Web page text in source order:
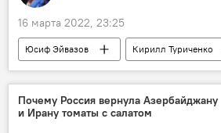
16 марта 2022, 23:25
Юсиф Эйвазов
Кирилл Туриченко
Культура
ЖИЗНЬ
концерт
поклонники
Почему Россия вернула Азербайджану
и Ирану томаты с салатом